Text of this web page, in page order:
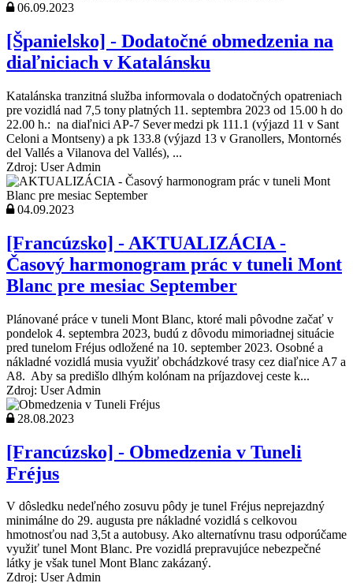
06.09.2023
[Španielsko] - Dodatočné obmedzenia na
diaľniciach v Katalánsku
Katalánska tranzitná služba informovala o dodatočných opatreniach
pre vozidlá nad 7,5 tony platných 11. septembra 2023 od 15.00 h do
22.00 h.: na diaľnici AP-7 Sever medzi pk 111.1 (výjazd 11 v Sant
Celoni a Montseny) a pk 133.8 (výjazd 13 v Granollers, Montornés
del Vallés a Vilanova del Vallés), ...
Zdroj: User Admin
04.09.2023
[Francúzsko] - AKTUALIZÁCIA -
Časový harmonogram prác v tuneli Mont
Blanc pre mesiac September
Plánované práce v tuneli Mont Blanc, ktoré mali pôvodne začať v
pondelok 4. septembra 2023, budú z dôvodu mimoriadnej situácie
pred tunelom Fréjus odložené na 10. september 2023. Osobné a
nákladné vozidlá musia využiť obchádzkové trasy cez diaľnice A7 a
A8. Aby sa predišlo dlhým kolónam na príjazdovej ceste k...
Zdroj: User Admin
28.08.2023
[Francúzsko] - Obmedzenia v Tuneli
Fréjus
V dôsledku nedeľného zosuvu pôdy je tunel Fréjus neprejazdný
minimálne do 29. augusta pre nákladné vozidlá s celkovou
hmotnosťou nad 3,5t a autobusy. Ako alternatívnu trasu odporúčame
využiť tunel Mont Blanc. Pre vozidlá prepravujúce nebezpečné
látky je však tunel Mont Blanc zakázaný.
Zdroj: User Admin